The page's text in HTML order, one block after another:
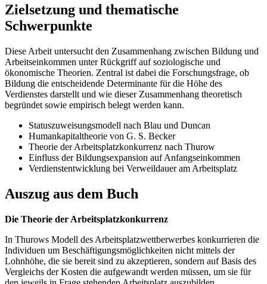
Zielsetzung und thematische
Schwerpunkte
Diese Arbeit untersucht den Zusammenhang zwischen Bildung und
Arbeitseinkommen unter Rückgriff auf soziologische und
ökonomische Theorien. Zentral ist dabei die Forschungsfrage, ob
Bildung die entscheidende Determinante für die Höhe des
Verdienstes darstellt und wie dieser Zusammenhang theoretisch
begründet sowie empirisch belegt werden kann.
Statuszuweisungsmodell nach Blau und Duncan
Humankapitaltheorie von G. S. Becker
Theorie der Arbeitsplatzkonkurrenz nach Thurow
Einfluss der Bildungsexpansion auf Anfangseinkommen
Verdienstentwicklung bei Verweildauer am Arbeitsplatz
Auszug aus dem Buch
Die Theorie der Arbeitsplatzkonkurrenz
In Thurows Modell des Arbeitsplatzwettberwerbes konkurrieren die
Individuen um Beschäftigungsmöglichkeiten nicht mittels der
Lohnhöhe, die sie bereit sind zu akzeptieren, sondern auf Basis des
Vergleichs der Kosten die aufgewandt werden müssen, um sie für